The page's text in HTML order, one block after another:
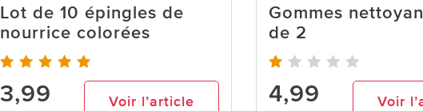
Lot de 10 épingles de
nourrice colorées
3,99 Voir l’article
Gommes
de 2
4,99 Voir